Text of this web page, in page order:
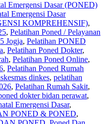
Emergensi Dasar (PONED)
Emergensi Dasar
KOMPREHENSIF),
, Pelatihan Poned / Pelayanan
Jogja, Pelatihan PONED
, Pelatihan Poned Dokter,
, Pelatihan Poned Online,
, Pelatihan Poned Rumah
dinkes, pelatihan
, Pelatihan Rumah Sakit‎,
dokter bidan perawat,
Emergensi Dasar,
PONED & PONED,